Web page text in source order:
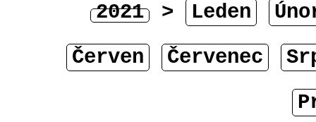
2021 > Leden
Červen
Červenec